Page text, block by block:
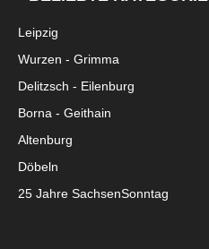
Leipzig
Wurzen - Grimma
Delitzsch - Eilenburg
Borna - Geithain
Altenburg
Döbeln
25 Jahre SachsenSonntag